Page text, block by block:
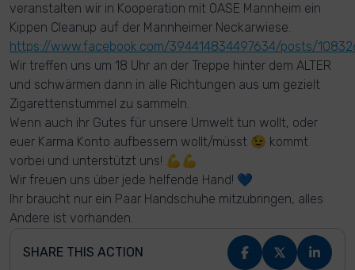
veranstalten wir in Kooperation mit OASE Mannheim ein
Kippen Cleanup auf der Mannheimer Neckarwiese.
https://www.facebook.com/394414834497634/posts/
Wir treffen uns um 18 Uhr an der Treppe hinter dem ALTER
und schwärmen dann in alle Richtungen aus um gezielt
Zigarettenstummel zu sammeln.
Wenn auch ihr Gutes für unsere Umwelt tun wollt, oder
euer Karma Konto aufbessern wollt/müsst 😉 kommt
vorbei und unterstützt uns! 💪💪
Wir freuen uns über jede helfende Hand! 💙
Ihr braucht nur ein Paar Handschuhe mitzubringen, alles
Andere ist vorhanden.
SHARE THIS ACTION